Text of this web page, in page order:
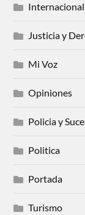
Internacional
Justicia y
Mi Voz
Opiniones
Policia y
Politica
Portada
Turismo